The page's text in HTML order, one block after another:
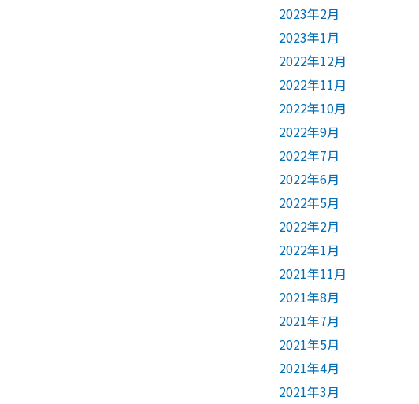
2023年2月
2023年1月
2022年12月
2022年11月
2022年10月
2022年9月
2022年7月
2022年6月
2022年5月
2022年2月
2022年1月
2021年11月
2021年8月
2021年7月
2021年5月
2021年4月
2021年3月